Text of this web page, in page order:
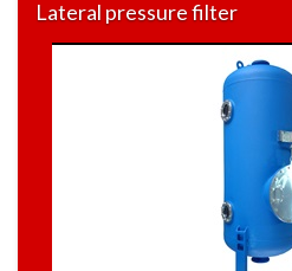
Lateral pressure filter